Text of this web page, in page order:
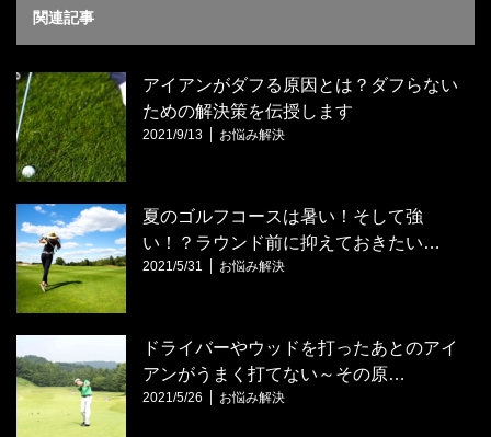
関連記事
アイアンがダフる原因とは？ダフらない
ための解決策を伝授します
2021/9/13 お悩み解決
夏のゴルフコースは暑い！そして強
い！？ラウンド前に抑えておきたい…
2021/5/31 お悩み解決
ドライバーやウッドを打ったあとのアイ
アンがうまく打てない～その原…
2021/5/26 お悩み解決